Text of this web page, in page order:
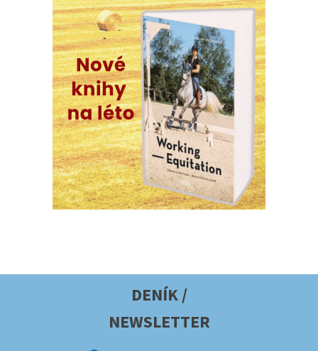
DENÍK /
NEWSLETTER